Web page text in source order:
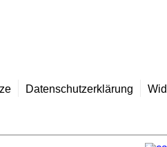
Datenschutzerklärung